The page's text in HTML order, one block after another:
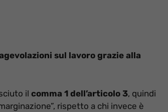
sul lavoro grazie alla
il comma 1 dell’articolo 3, quindi
rispetto a chi invece è